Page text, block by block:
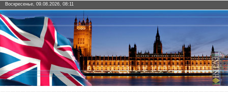
Воскресенье, 09.08.2026, 08:11